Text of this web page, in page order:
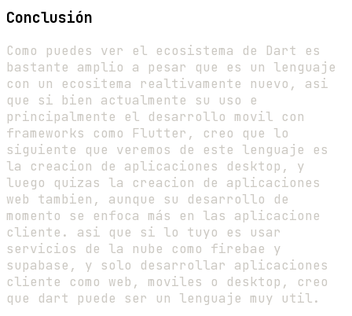
Conclusión
Como puedes ver el ecosistema de Dart es
bastante amplio a pesar que es un lenguaje
con un ecositema realtivamente nuevo, asi
que si bien actualmente su uso e
principalmente el desarrollo movil con
frameworks como Flutter, creo que lo
siguiente que veremos de este lenguaje es
la creacion de aplicaciones desktop, y
luego quizas la creacion de aplicaciones
web tambien, aunque su desarrollo de
momento se enfoca más en las aplicacione
cliente. asi que si lo tuyo es usar
servicios de la nube como firebae y
supabase, y solo desarrollar aplicaciones
cliente como web, moviles o desktop, creo
que dart puede ser un lenguaje muy util.